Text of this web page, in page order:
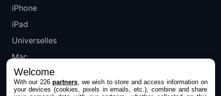
iPhone
iPad
Universelles
Mac
Apple TV
Welcome
With our 226partners , we wish to store and access information on
your devices (cookies, pixels in emails, etc.), combine and share